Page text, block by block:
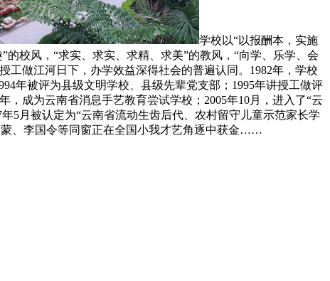
学校以“以报酬本，实施
校风，“求实、求实、求精、求美”的教风，“向学、乐学、会
做江河日下，办学效益深得社会的普遍认同。1982年，学校
年被评为县级文明学校、县级先辈党支部；1995年讲授工做评
，成为云南省消息手艺教育尝试学校；2005年10月，进入了“云
5月被认定为“云南省流动生齿后代、农村留守儿童示范家长学
蒙、李国令等同窗正在全国小我才艺角逐中获金……